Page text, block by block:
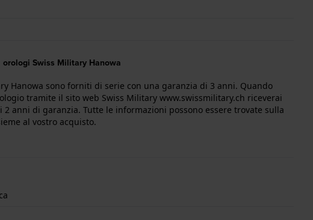
Swiss Military Hanowa
Hanowa sono forniti di serie con una garanzia di 3 anni. Quando
tramite il sito web Swiss Military www.swissmilitary.ch riceverai
anni di garanzia. Tutte le informazioni possono essere trovate sulla
al vostro acquisto.